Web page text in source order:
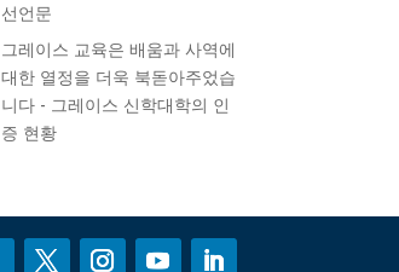
선언문
그레이스 교육은 배움과 사역에
대한 열정을 더욱 북돋아주었습
니다 - 그레이스 신학대학의 인
증 현황